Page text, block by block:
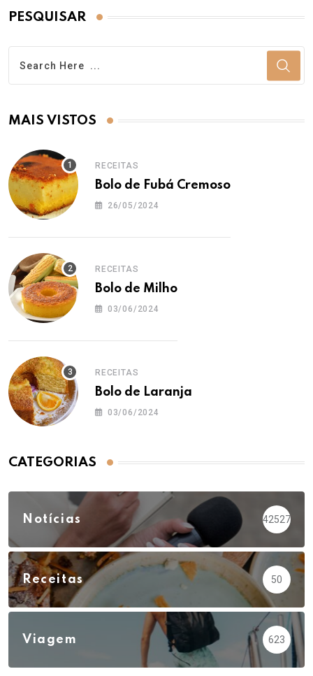
PESQUISAR
MAIS VISTOS
RECEITAS
Bolo de Fubá Cremoso
26/05/2024
RECEITAS
Bolo de Milho
03/06/2024
RECEITAS
Bolo de Laranja
03/06/2024
CATEGORIAS
Notícias 42527
Receitas 50
Viagem 623